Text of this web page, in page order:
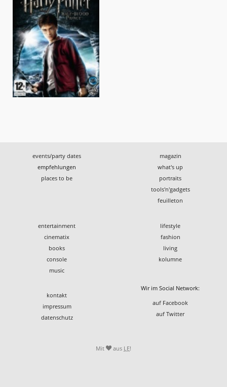
events/party dates
empfehlungen
places to be
magazin
what's up
portraits
tools'n'gadgets
feuilleton
entertainment
cinematix
books
console
music
lifestyle
fashion
living
kolumne
kontakt
impressum
datenschutz
Wir im Social Network:
auf Facebook
auf Twitter
Mit aus LE!